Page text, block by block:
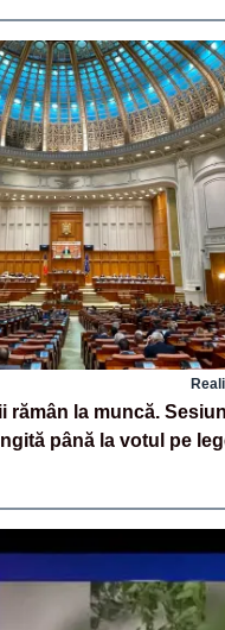
rămân la muncă.
până la votul pe